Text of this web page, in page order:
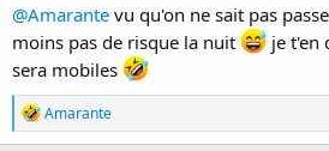
@Amarante vu qu'on ne sait pas
moins pas de risque la nuit
je t'en
sera mobiles
R
é
Amarante